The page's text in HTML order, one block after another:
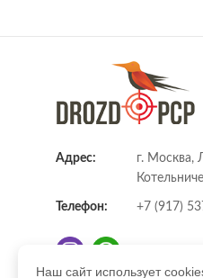
Адрес:
г. Москва,
Телефон: +7 (917)
Наш сайт использует